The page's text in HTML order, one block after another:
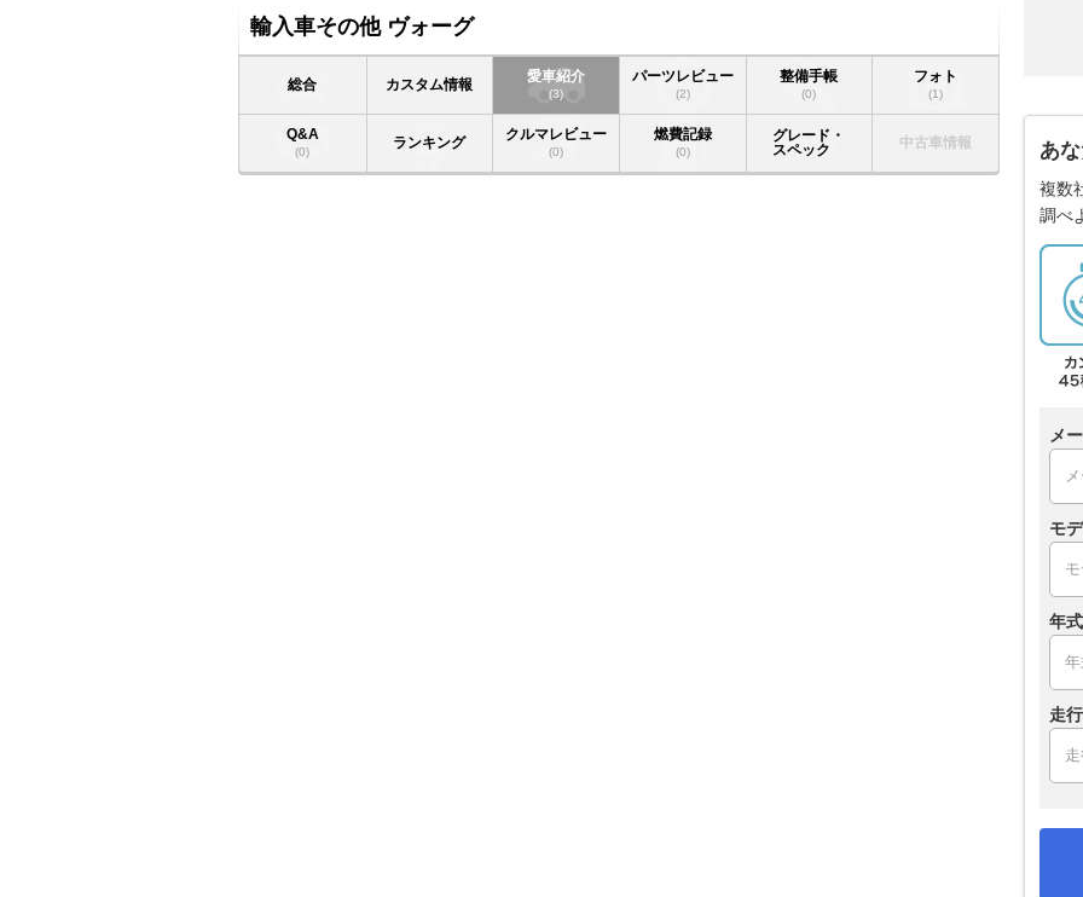
輸入車その他 ヴォーグ
総合 カスタム情報
愛車紹介
(3)
パーツレビュー
(2)
整備手帳
(0)
フォト
(1)
Q&A
(0) ランキング
クルマレビュー
(0)
燃費記録
(0)
グレード・
スペック
中古車情報 あ
複数
調べ
メ
モ
年式
走